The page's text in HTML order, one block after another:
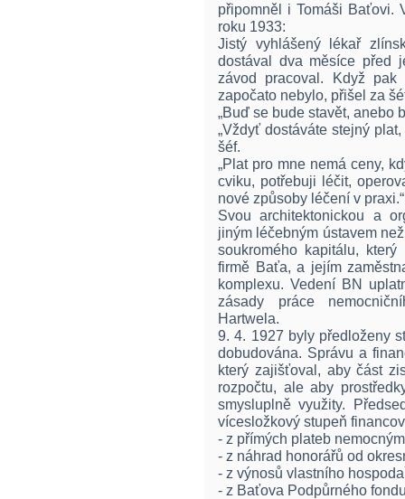
připomněl i Tomáši Baťovi.
roku 1933:
Jistý vyhlášený lékař
dostával dva měsíce před
závod pracoval. Když
započato nebylo, přišel za
„Buď se bude stavět, anebo
„Vždyť dostáváte stejný
šéf.
„Plat pro mne nemá ceny,
cviku, potřebuji léčit,
nové způsoby léčení v praxi.“
Svou architektonickou a
jiným léčebným ústavem
soukromého kapitálu,
firmě Baťa, a jejím
komplexu. Vedení BN
zásady práce
Hartwela.
9. 4. 1927 byly předloženy
dobudována. Správu a
který zajišťoval, aby část
rozpočtu, ale aby
smysluplně využity.
vícesložkový stupeň
- z přímých plateb
- z náhrad honorářů od
- z výnosů vlastního
- z Baťova Podpůrného